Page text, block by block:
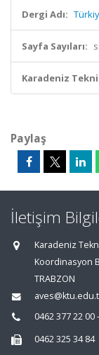
Dergi Adı:
Sayfa Sayıları:
Karadeniz
Paylaş
İletişim
Karadeniz
Koordinasyon
TRABZON
0462 377 22 00
0462 325 34 84